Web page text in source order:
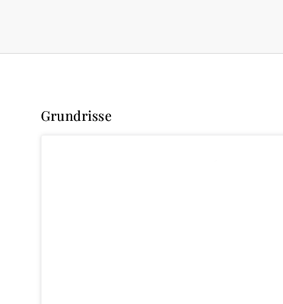
Grundrisse